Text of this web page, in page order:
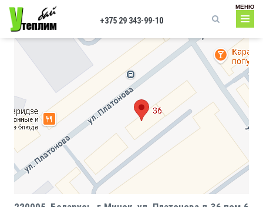
Перейти к основному содержанию МЕНЮ
Форма поиска
+375 29 343-99-10